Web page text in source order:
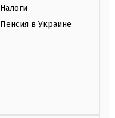
Налоги
Пенсия в Украине